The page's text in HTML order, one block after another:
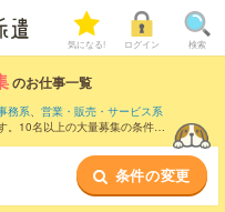
気になる! ログイン 検索
のお仕事一覧
務系、 営業・販売・サービス系
。10名以上の大量募集の条件の
条件の変更